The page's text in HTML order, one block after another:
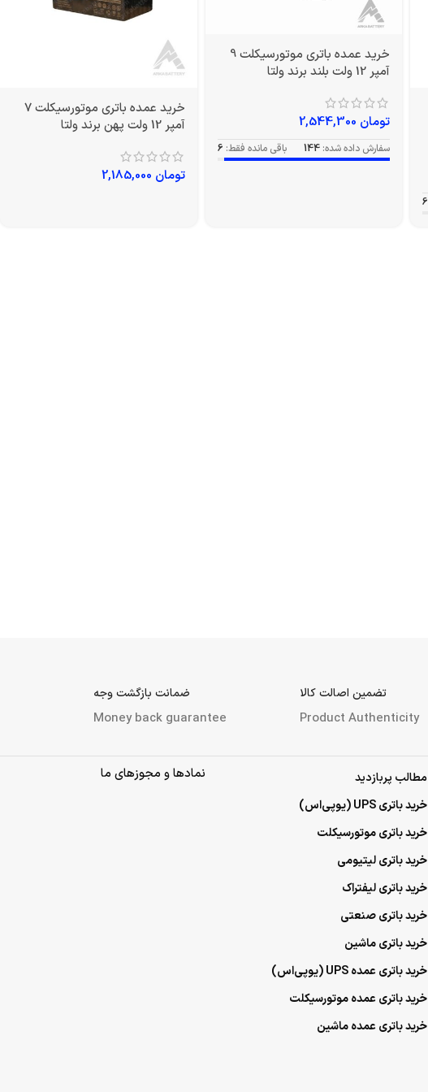
6
خرید عمده باتری موتورسیکلت 9
آمپر 12 ولت بلند برند ولتا
تومان2,544,300
سفارش داده شده:144 باقی مانده فقط: 6
خرید عمده باتری موتورسیکلت 7
آمپر 12 ولت پهن برند ولتا
تومان
تضمین اصالت کالا
Product Authenticity
ضمانت بازگشت وجه
Money back guarantee
مطالب پربازدید
خرید باتری UPS (یو‌پی‌اس)
خرید باتری موتورسیکلت
خرید باتری لیتیومی
خرید باتری لیفتراک
خرید باتری صنعتی
خرید باتری ماشین
خرید باتری عمده UPS (یو‌پی‌اس)
خرید باتری عمده موتورسیکلت
خرید باتری عمده ماشین
نمادها و مجوزهای ما